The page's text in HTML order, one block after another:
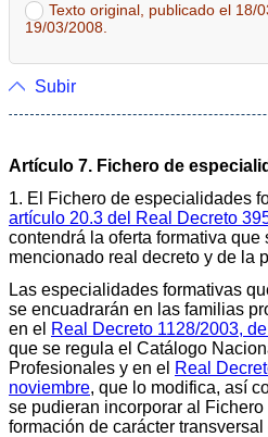
Texto original, publicado el 18/
19/03/2008.
Subir
Artículo 7. Fichero de
1. El Fichero de especialidades
artículo 20.3 del Real Decreto
contendrá la oferta formativa que
mencionado real decreto y de la
Las especialidades formativas
se encuadrarán en las familias
en el Real Decreto 1128/2003,
que se regula el Catálogo
Profesionales y en el Real
noviembre, que lo modifica, así
se pudieran incorporar al
formación de carácter